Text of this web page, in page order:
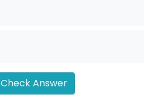
Check Answer